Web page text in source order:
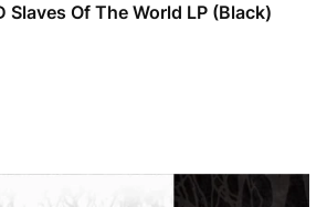
Slaves Of The World LP (Black)